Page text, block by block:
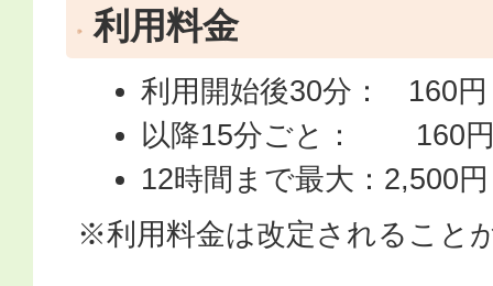
利用料金
利用開始後30分： 160円
以降15分ごと： 160
12時間まで最大：2,500円
※利用料金は改定されること